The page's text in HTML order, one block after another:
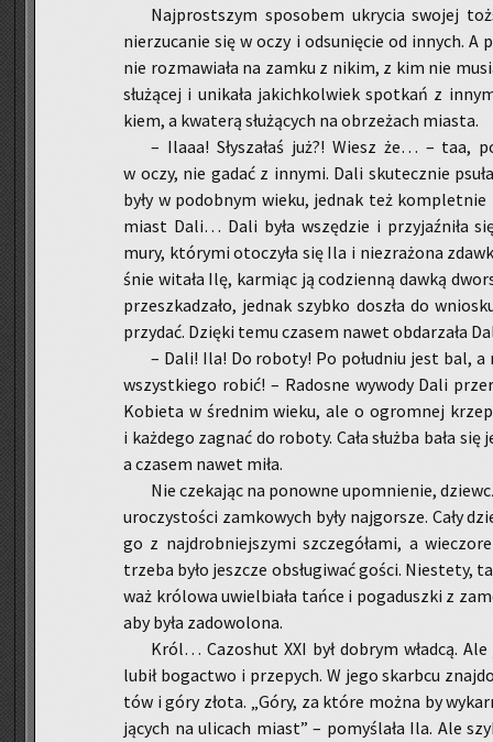
Naj­prost­szym spo­so­bem ukry­cia swo­jej
nierzu­ca­nie się w oczy i od­su­nię­cie od in­nych.
nie roz­ma­wia­ła na zamku z nikim, z kim nie
słu­żą­cej i uni­ka­ła ja­kich­kol­wiek spo­tkań z
kiem, a kwa­te­rą słu­żą­cych na obrze­żach mia­sta.
– Ilaaa! Sły­sza­łaś już?! Wiesz że… – taa,
w oczy, nie gadać z in­ny­mi. Dali sku­tecz­nie
były w po­dob­nym wieku, jed­nak też
miast Dali… Dali była wszę­dzie i przy­jaź­ni­ła
mury, któ­ry­mi oto­czy­ła się Ila i niezra­żo­na
śnie wi­ta­ła Ilę, kar­miąc ją co­dzien­ną dawką
prze­szka­dza­ło, jed­nak szyb­ko do­szła do
przy­dać. Dzię­ki temu cza­sem nawet ob­da­rza­ła
– Dali! Ila! Do ro­bo­ty! Po po­łu­dniu jest bal,
wszyst­kie­go robić! – Ra­do­sne wy­wo­dy Dali
Ko­bie­ta w śred­nim wieku, ale o ogrom­nej
i każ­de­go za­gnać do ro­bo­ty. Cała służ­ba bała
a cza­sem nawet miła.
Nie cze­ka­jąc na po­now­ne upo­mnie­nie,
uro­czy­sto­ści zam­ko­wych były naj­gor­sze. Cały
go z naj­drob­niej­szy­mi szcze­gó­ła­mi, a
trze­ba było jesz­cze ob­słu­gi­wać gości. Nie­ste­ty,
waż kró­lo­wa uwiel­bia­ła tańce i po­ga­dusz­ki z
aby była za­do­wo­lo­na.
Król… Ca­zo­shut XXI był do­brym wład­cą. Ale
lubił bo­gac­two i prze­pych. W jego skarb­cu
tów i góry złota. „Góry, za które można by
ją­cych na uli­cach miast” – po­my­śla­ła Ila. Ale